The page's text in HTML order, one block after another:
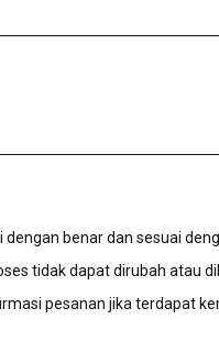
benar dan sesuai
tidak dapat dirubah atau
pesanan jika terdapat